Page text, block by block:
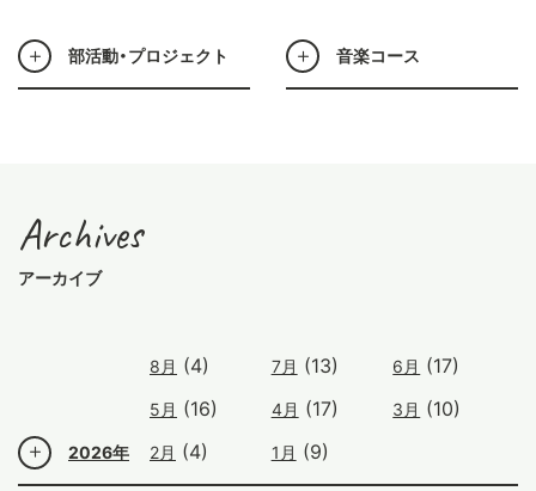
部活動・プロジェクト 音楽コース
Archives
アーカイブ
2026年
8月 (4) 7月 (13) 6月 (17)
5月 (16) 4月 (17) 3月 (10)
2月 (4) 1月 (9)